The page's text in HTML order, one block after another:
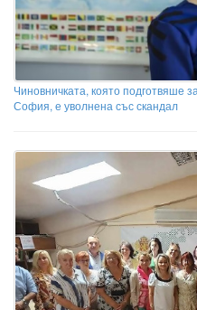
Чиновничката, която подготвяше
София, е уволнена със скандал